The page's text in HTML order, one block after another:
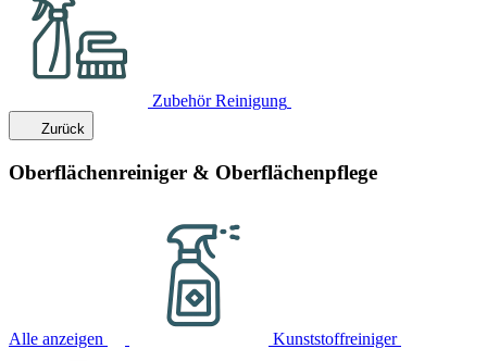
Zubehör Reinigung
Zurück
Oberflächenreiniger & Oberflächenpflege
Alle anzeigen Kunststoffreiniger